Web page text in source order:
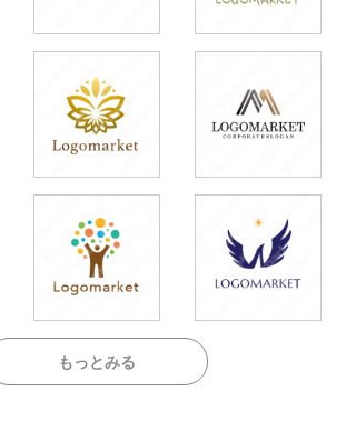
もっとみる